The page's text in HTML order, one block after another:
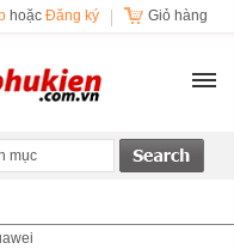
Giỏ hàng
hoặc Đăng ký
mục